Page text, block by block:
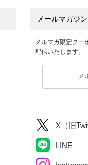
メールマガジ
メルマガ限定クー
配信いたします。
メ
X（旧
LINE